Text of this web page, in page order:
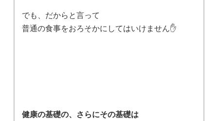
でも、だからと言って
普通の食事をおろそかにしてはいけません✋
健康の基礎の、さらにその基礎は